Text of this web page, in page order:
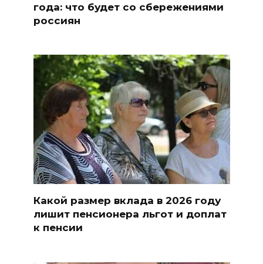
года: что будет со сбережениями
россиян
Какой размер вклада в 2026 году
лишит пенсионера льгот и доплат
к пенсии